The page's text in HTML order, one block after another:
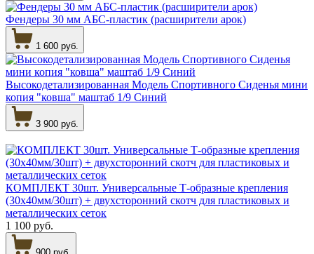
Фендеры 30 мм АБС-пластик (расширители арок)
1 600 руб.
Высокодетализированная Модель Спортивного Сиденья мини
копия "ковша" маштаб 1/9 Синий
3 900 руб.
КОМПЛЕКТ 30шт. Универсальные Т-образные крепления
(30х40мм/30шт) + двухсторонний скотч для пластиковых и
металлических сеток
1 100 руб.